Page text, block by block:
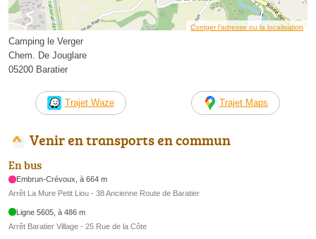
Corriger l’adresse ou la localisation
Camping le Verger
Chem. De Jouglare
05200 Baratier
Trajet Waze Trajet Maps
Venir en transports en commun
En bus
Embrun-Crévoux, à 664 m
Arrêt La Mure Petit Liou - 38 Ancienne Route de Baratier
Ligne 5605, à 486 m
Arrêt Baratier Village - 25 Rue de la Côte